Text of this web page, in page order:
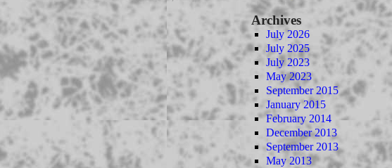
Archives
July 2026
July 2025
July 2023
May 2023
September 2015
January 2015
February 2014
December 2013
September 2013
May 2013